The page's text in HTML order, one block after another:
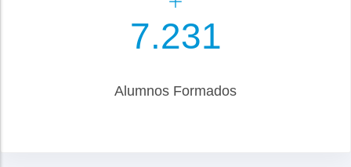
8.500
Alumnos Formados